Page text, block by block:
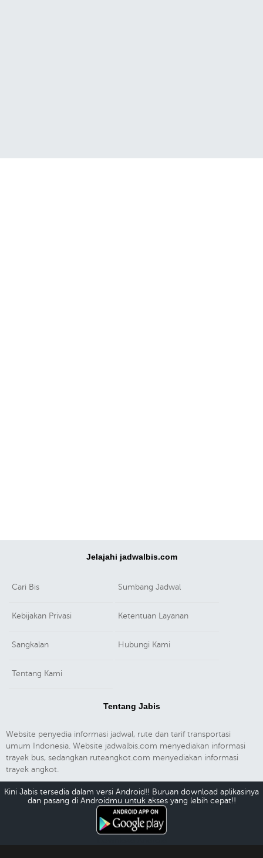
Jelajahi jadwalbis.com
Cari Bis Sumbang Jadwal
Kebijakan Privasi Ketentuan Layanan
Sangkalan Hubungi Kami
Tentang Kami
Tentang Jabis
Website penyedia informasi jadwal, rute dan tarif transportasi
umum Indonesia. Website jadwalbis.com menyediakan informasi
trayek bus, sedangkan ruteangkot.com menyediakan informasi
trayek angkot.
Kini Jabis tersedia dalam versi Android!! Buruan download aplikasinya
dan pasang di Androidmu untuk akses yang lebih cepat!!